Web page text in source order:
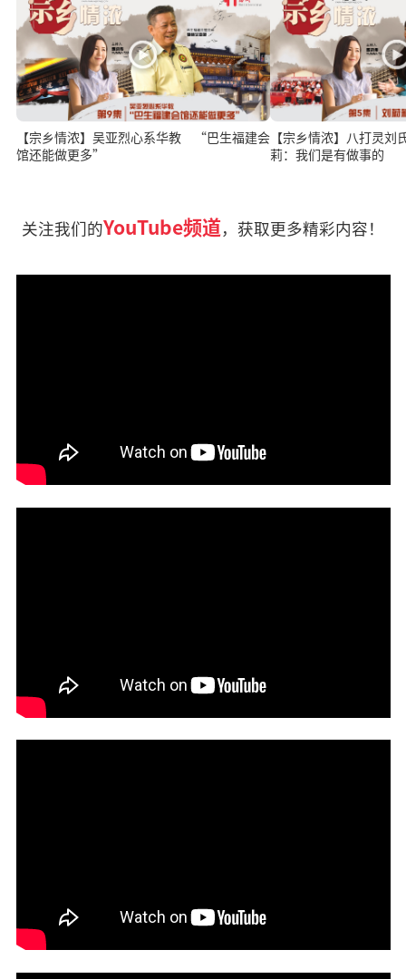
【宗乡情浓】吴亚烈心系华教 “巴生福建会
馆还能做更多”
【宗乡情浓】八打灵
莉：我们是有做事的
关注我们的YouTube频道，获取更多精彩内容！